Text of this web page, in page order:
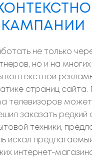
не только
но и на
контекстной
страниц сайта.
может
заказать
техники,
искал
интернет-